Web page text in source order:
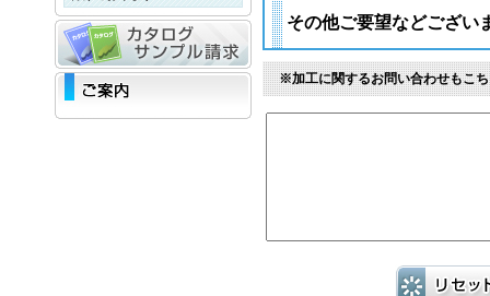
その他ご要望などござい
※加工に関するお問い合わせもこ